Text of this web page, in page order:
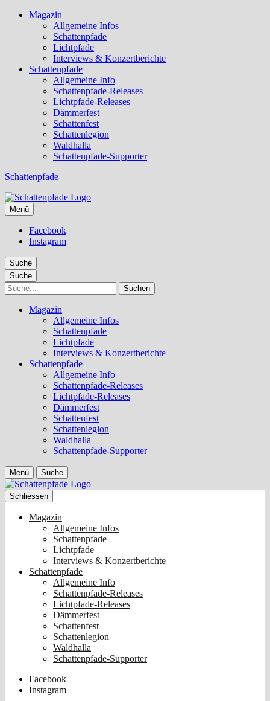
Magazin
Allgemeine Infos
Schattenpfade
Lichtpfade
Interviews & Konzertberichte
Schattenpfade
Allgemeine Info
Schattenpfade-Releases
Lichtpfade-Releases
Dämmerfest
Schattenfest
Schattenlegion
Waldhalla
Schattenpfade-Supporter
Schattenpfade
Menü
Facebook
Instagram
Suche
Suche
Suche
Magazin
Allgemeine Infos
Schattenpfade
Lichtpfade
Interviews & Konzertberichte
Schattenpfade
Allgemeine Info
Schattenpfade-Releases
Lichtpfade-Releases
Dämmerfest
Schattenfest
Schattenlegion
Waldhalla
Schattenpfade-Supporter
Menü Suche
Schliessen
Magazin
Allgemeine Infos
Schattenpfade
Lichtpfade
Interviews & Konzertberichte
Schattenpfade
Allgemeine Info
Schattenpfade-Releases
Lichtpfade-Releases
Dämmerfest
Schattenfest
Schattenlegion
Waldhalla
Schattenpfade-Supporter
Facebook
Instagram